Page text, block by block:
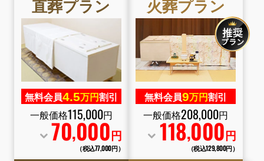
直葬プラン
無料会員4.5万円割引
一般価格115,000円
70,000 円
（税込77,000円）
火葬プラン
無料会員9万円割引
一般価格208,000円
118,000 円
（税込129,800円）